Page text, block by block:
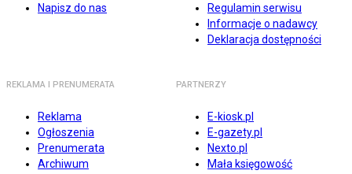
Napisz do nas
Regulamin serwisu
Informacje o nadawcy
Deklaracja dostępności
REKLAMA I PRENUMERATA
Reklama
Ogłoszenia
Prenumerata
Archiwum
PARTNERZY
E-kiosk.pl
E-gazety.pl
Nexto.pl
Mała księgowość